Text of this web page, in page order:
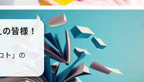
皆様！
ト」の